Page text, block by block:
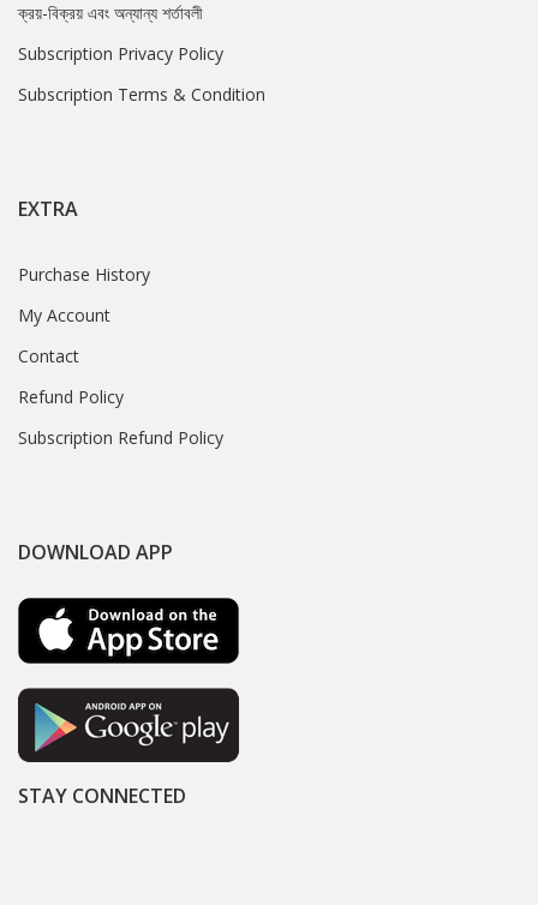
ক্রয়-বিক্রয় এবং অন্যান্য শর্তাবলী
Subscription Privacy Policy
Subscription Terms & Condition
EXTRA
Purchase History
My Account
Contact
Refund Policy
Subscription Refund Policy
DOWNLOAD APP
STAY CONNECTED